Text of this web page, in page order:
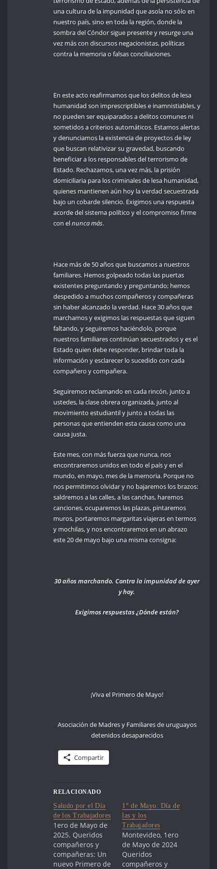
una cultura de la impunidad que asola no sólo en
nuestro país, sino en toda la región, donde la
sombra del Cóndor sigue presente y resurge una
vez más con discursos negacionistas, políticas
contra la memoria o falsas conciliaciones.
En este acto reafirmamos que los delitos de lesa
humanidad son imprescriptibles e inamnistiables, y
no pueden ser equiparados a delitos comunes ni
sometidos a criterios automáticos. Estamos alertas
y denunciamos la existencia de proyectos de ley
que buscan relativizar su gravedad, buscando
beneficiar a los responsables del terrorismo de
Estado. Rechazamos, una vez más, la prisión
domiciliaria para los criminales de lesa humanidad,
quienes mantienen aún hoy la verdad secuestrada
bajo un cobarde silencio. Exigimos una respuesta
acorde del sistema político y el compromiso firme
con elnunca más.
Hace más de 50 años que buscamos a nuestros
familiares. Hemos golpeado todas las puertas
existentes preguntando y preguntando; hemos
despedido a muchos compañeros y compañeras
sin haber alcanzado la verdad. Hace 30 años que
marchamos y exigimos las respuestas que siguen
faltando, y seguiremos haciéndolo, porque
nuestros familiares continúan secuestrados y es el
Estado quien debe responder, brindar toda la
información y esclarecer lo sucedido con cada
compañero y compañera.
Seguiremos reclamando en cada rincón, junto a
ustedes, la clase obrera organizada, junto al
movimiento estudiantil y junto a todas las
personas que entienden esta causa como una
causa justa.
Este mes, con más fuerza que nunca, nos
encontraremos unidos en todo el país y en el
mundo, en mayo, mes de la memoria. Porque no
nos permitimos olvidar y no bajaremos los brazos:
saldremos a las calles, a las canchas, haremos
canciones, ocuparemos las plazas, pintaremos
muros, portaremos margaritas viajeras en termos
y mochilas, y nos encontraremos en un abrazo
este 20 de mayo bajo una misma consigna:
30 años marchando. Contra la impunidad de ayer
y hoy.
Exigimos respuestas ¿Dónde están?
¡Viva el Primero de Mayo!
Asociación de Madres y Familiares de uruguayos
detenidos desaparecidos
Compartir
RELACIONADO
Saludo por el Día
de los Trabajadores
1ero de Mayo de
2025. Queridos
compañeros y
compañeras: Un
nuevo Primero de
1° de Mayo: Día de
las y los
Trabajadores
Montevideo, 1ero
de Mayo de 2024
Queridos
compañeros y